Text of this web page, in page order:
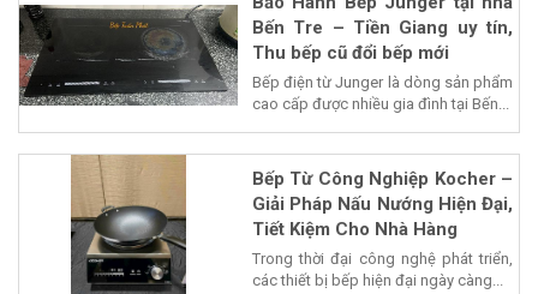
Bến Tre – Tiền Giang uy tín,
Thu bếp cũ đổi bếp mới
Bếp điện từ Junger là dòng sản phẩm
cao cấp được nhiều gia đình tại Bến...
Bếp Từ Công Nghiệp Kocher –
Giải Pháp Nấu Nướng Hiện Đại,
Tiết Kiệm Cho Nhà Hàng
Trong thời đại công nghệ phát triển,
các thiết bị bếp hiện đại ngày càng...